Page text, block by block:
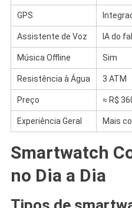
GPS
Assistente de Voz IA do
Música Offline Sim
Resistência à Água 3 ATM
Preço ≈ R$
Experiência Geral Mais
Smartwatch
no Dia a Dia